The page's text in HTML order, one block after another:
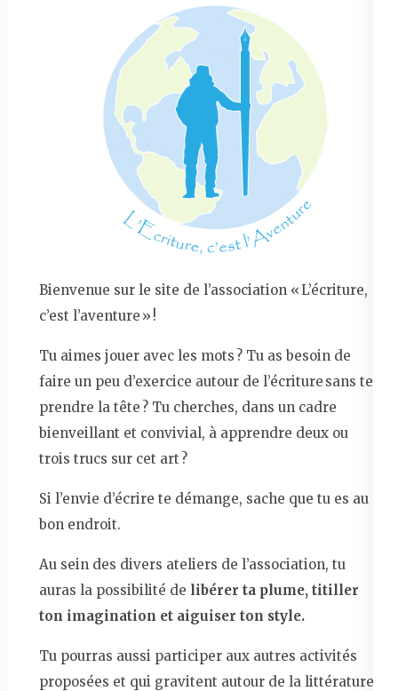
Bienvenue sur le site de l’association « L’écriture,
c’est l’aventure » !
Tu aimes jouer avec les mots ? Tu as besoin de
faire un peu d’exercice autour de l’écriture sans te
prendre la tête ? Tu cherches, dans un cadre
bienveillant et convivial, à apprendre deux ou
trois trucs sur cet art ?
Si l’envie d’écrire te démange, sache que tu es au
bon endroit.
Au sein des divers ateliers de l’association, tu
auras la possibilité de libérer ta plume, titiller
ton imagination et aiguiser ton style.
Tu pourras aussi participer aux autres activités
proposées et qui gravitent autour de la littérature